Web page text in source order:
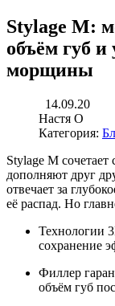
Stylage M:
объём губ
морщины
14.09.20
Настя О
Категория:
Stylage M
дополняют друг
отвечает за
её распад. Но
Технологии
сохранение
Филлер
объём губ